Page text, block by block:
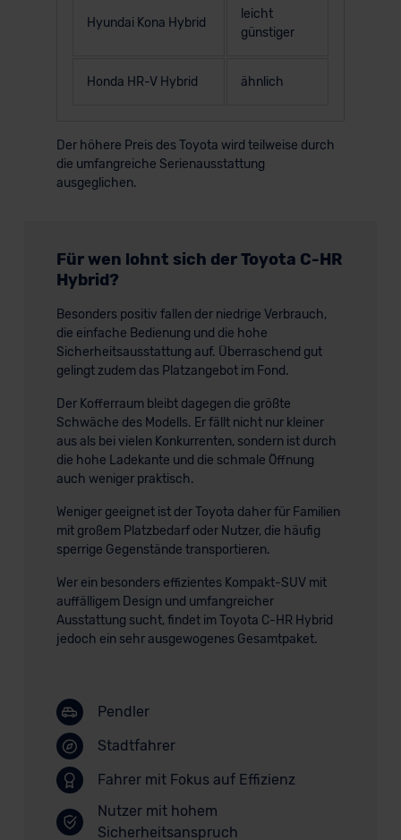
Hyundai Kona Hybrid
leicht
günstiger
Honda HR-V Hybrid ähnlich
Der höhere Preis des Toyota wird teilweise durch
die umfangreiche Serienausstattung
ausgeglichen.
Für wen lohnt sich der Toyota C-HR
Hybrid?
Besonders positiv fallen der niedrige Verbrauch,
die einfache Bedienung und die hohe
Sicherheitsausstattung auf. Überraschend gut
gelingt zudem das Platzangebot im Fond.
Der Kofferraum bleibt dagegen die größte
Schwäche des Modells. Er fällt nicht nur kleiner
aus als bei vielen Konkurrenten, sondern ist durch
die hohe Ladekante und die schmale Öffnung
auch weniger praktisch.
Weniger geeignet ist der Toyota daher für Familien
mit großem Platzbedarf oder Nutzer, die häufig
sperrige Gegenstände transportieren.
Wer ein besonders effizientes Kompakt-SUV mit
auffälligem Design und umfangreicher
Ausstattung sucht, findet im Toyota C-HR Hybrid
jedoch ein sehr ausgewogenes Gesamtpaket.
Pendler
Stadtfahrer
Fahrer mit Fokus auf Effizienz
Nutzer mit hohem
Sicherheitsanspruch